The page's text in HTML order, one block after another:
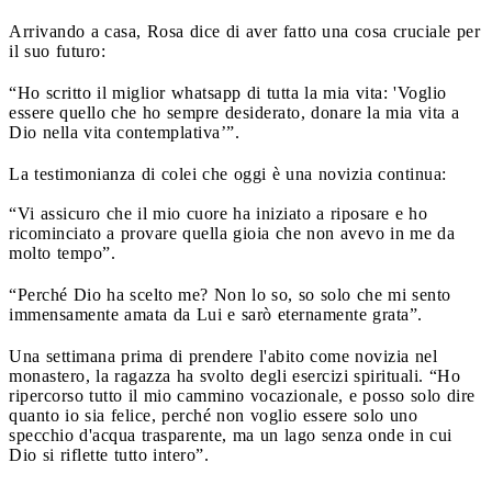
Arrivando a casa, Rosa dice di aver fatto una cosa cruciale per
il suo futuro:
“Ho scritto il miglior whatsapp di tutta la mia vita: 'Voglio
essere quello che ho sempre desiderato, donare la mia vita a
Dio nella vita contemplativa’”.
La testimonianza di colei che oggi è una novizia continua:
“Vi assicuro che il mio cuore ha iniziato a riposare e ho
ricominciato a provare quella gioia che non avevo in me da
molto tempo”.
“Perché Dio ha scelto me? Non lo so, so solo che mi sento
immensamente amata da Lui e sarò eternamente grata”.
Una settimana prima di prendere l'abito come novizia nel
monastero, la ragazza ha svolto degli esercizi spirituali. “Ho
ripercorso tutto il mio cammino vocazionale, e posso solo dire
quanto io sia felice, perché non voglio essere solo uno
specchio d'acqua trasparente, ma un lago senza onde in cui
Dio si riflette tutto intero”.